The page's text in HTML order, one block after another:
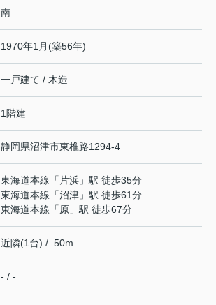
南
1970年1月(築56年)
一戸建て / 木造
1階建
静岡県沼津市東椎路1294-4
東海道本線 「 片浜 」駅 徒歩35分
東海道本線 「沼津 」駅 徒歩61分
東海道本線 「 原 」駅 徒歩67分
近隣(1台) / 50m
- / -